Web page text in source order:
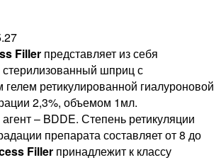
Filler представляет из себя
шприц с
гелем ретикулированной гиалуроновой
2,3%, объемом 1мл.
– BDDE. Степень ретикуляции
препарата составляет от 8 до
Filler принадлежит к классу